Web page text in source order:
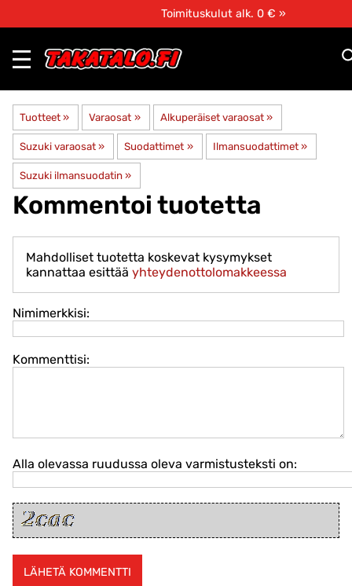
Toimituskulut alk. 0 € »
Tuotteet ‪» Varaosat ‪» Alkuperäiset varaosat ‪»
Suzuki varaosat ‪» Suodattimet ‪» Ilmansuodattimet ‪»
Suzuki ilmansuodatin ‪»
Kommentoi tuotetta
Mahdolliset tuotetta koskevat kysymykset
kannattaa esittää yhteydenottolomakkeessa
Nimimerkkisi:
Kommenttisi:
Alla olevassa ruudussa oleva varmistusteksti on: